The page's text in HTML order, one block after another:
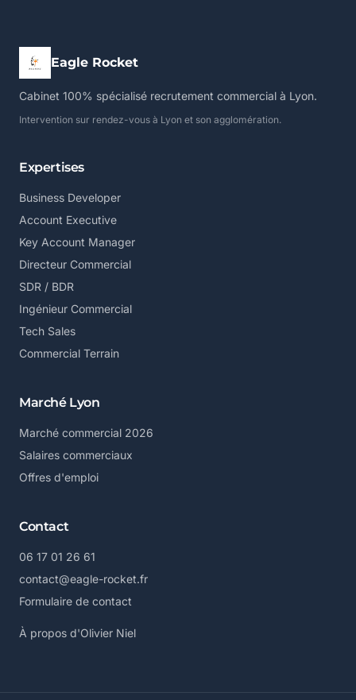
Eagle Rocket
Cabinet 100% spécialisé recrutement commercial à Lyon.
Intervention sur rendez-vous à Lyon et son agglomération.
Expertises
Business Developer
Account Executive
Key Account Manager
Directeur Commercial
SDR / BDR
Ingénieur Commercial
Tech Sales
Commercial Terrain
Marché Lyon
Marché commercial 2026
Salaires commerciaux
Offres d'emploi
Contact
06 17 01 26 61
contact@eagle-rocket.fr
Formulaire de contact
À propos d'Olivier Niel